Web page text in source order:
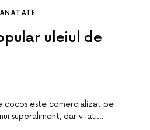
uleiul de
cocos este comercializat pe
superaliment, dar v-ati…